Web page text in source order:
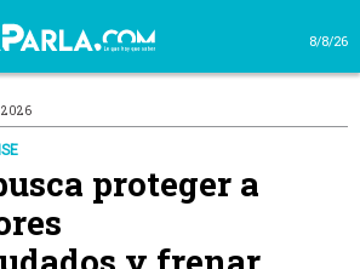
8/8/26
2026
proteger a